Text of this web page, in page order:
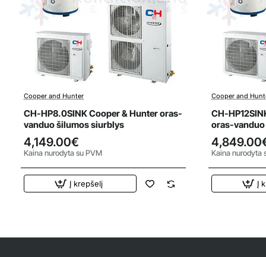
Cooper and Hunter
CH-HP8.0SINK Cooper & Hunter oras-
vanduo šilumos siurblys
4,149.00€
Kaina nurodyta su PVM
Į krepšelį
Cooper and
CH-
oras-
Kaina nurodyta
Į